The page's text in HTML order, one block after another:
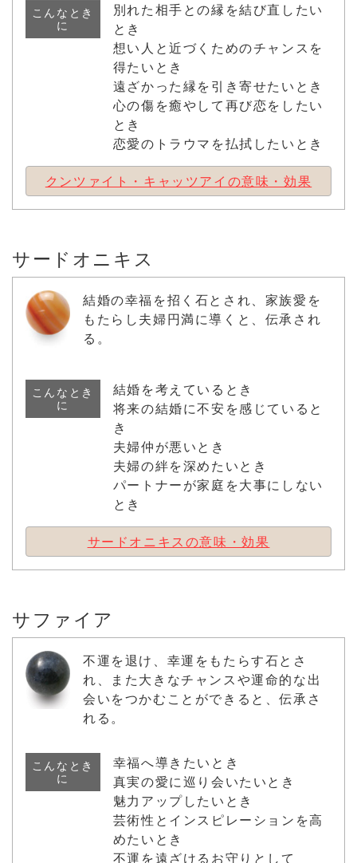
こんなとき
に
別れた相手との縁を結び直したい
とき
想い人と近づくためのチャンスを
得たいとき
遠ざかった縁を引き寄せたいとき
心の傷を癒やして再び恋をしたい
とき
恋愛のトラウマを払拭したいとき
クンツァイト・キャッツアイの意味・効果
サードオニキス
結婚の幸福を招く石とされ、家族愛を
もたらし夫婦円満に導くと、伝承され
る。
こんなとき
に
結婚を考えているとき
将来の結婚に不安を感じていると
き
夫婦仲が悪いとき
夫婦の絆を深めたいとき
パートナーが家庭を大事にしない
とき
サードオニキスの意味・効果
サファイア
不運を退け、幸運をもたらす石とさ
れ、また大きなチャンスや運命的な出
会いをつかむことができると、伝承さ
れる。
こんなとき
に
幸福へ導きたいとき
真実の愛に巡り会いたいとき
魅力アップしたいとき
芸術性とインスピレーションを高
めたいとき
不運を遠ざけるお守りとして